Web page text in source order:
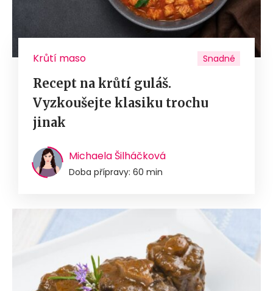
Krůtí maso Snadné
Recept na krůtí guláš.
Vyzkoušejte klasiku trochu
jinak
Michaela Šilháčková
Doba přípravy: 60 min